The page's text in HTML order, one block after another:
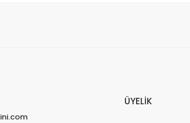
ÜYELİK